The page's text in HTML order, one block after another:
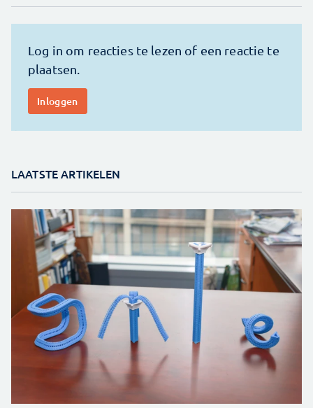
LAATSTE ARTIKELEN